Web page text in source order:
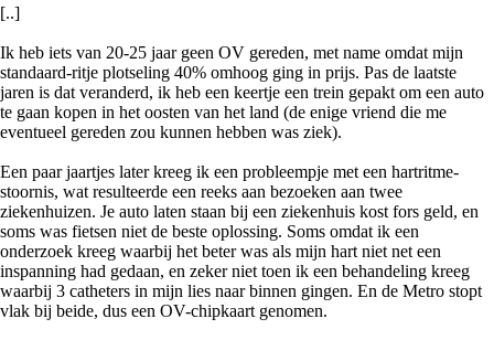
[..]
Ik heb iets van 20-25 jaar geen OV gereden, met name omdat mijn
standaard-ritje plotseling 40% omhoog ging in prijs. Pas de laatste
jaren is dat veranderd, ik heb een keertje een trein gepakt om een auto
te gaan kopen in het oosten van het land (de enige vriend die me
eventueel gereden zou kunnen hebben was ziek).
Een paar jaartjes later kreeg ik een probleempje met een hartritme-
stoornis, wat resulteerde een reeks aan bezoeken aan twee
ziekenhuizen. Je auto laten staan bij een ziekenhuis kost fors geld, en
soms was fietsen niet de beste oplossing. Soms omdat ik een
onderzoek kreeg waarbij het beter was als mijn hart niet net een
inspanning had gedaan, en zeker niet toen ik een behandeling kreeg
waarbij 3 catheters in mijn lies naar binnen gingen. En de Metro stopt
vlak bij beide, dus een OV-chipkaart genomen.